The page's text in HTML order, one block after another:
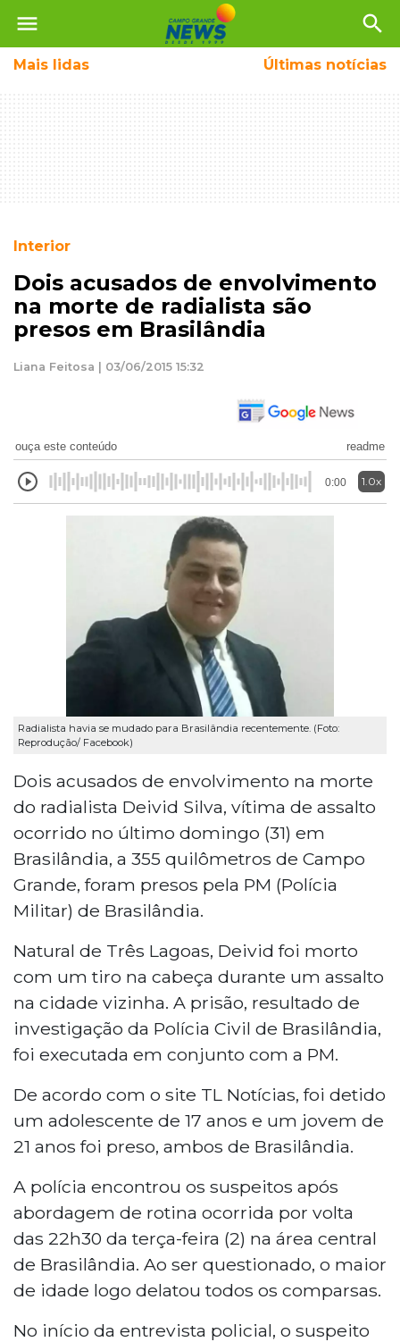
menu search
Mais lidas Últimas notícias
Interior
Dois acusados de envolvimento
na morte de radialista são
presos em Brasilândia
Liana Feitosa | 03/06/2015 15:32
ouça este conteúdo readme
0:00 1.0x
Radialista havia se mudado para Brasilândia recentemente. (Foto:
Reprodução/ Facebook)
Dois acusados de envolvimento na morte
do radialista Deivid Silva, vítima de assalto
ocorrido no último domingo (31) em
Brasilândia, a 355 quilômetros de Campo
Grande, foram presos pela PM (Polícia
Militar) de Brasilândia.
Natural de Três Lagoas, Deivid foi morto
com um tiro na cabeça durante um assalto
na cidade vizinha. A prisão, resultado de
investigação da Polícia Civil de Brasilândia,
foi executada em conjunto com a PM.
De acordo com o site TL Notícias, foi detido
um adolescente de 17 anos e um jovem de
21 anos foi preso, ambos de Brasilândia.
A polícia encontrou os suspeitos após
abordagem de rotina ocorrida por volta
das 22h30 da terça-feira (2) na área central
de Brasilândia. Ao ser questionado, o maior
de idade logo delatou todos os comparsas.
No início da entrevista policial, o suspeito